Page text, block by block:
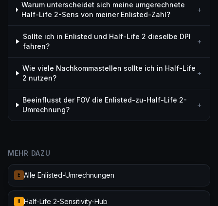
Warum unterscheidet sich meine umgerechnete
Half-Life 2-Sens von meiner Enlisted-Zahl?
+
Sollte ich in Enlisted und Half-Life 2 dieselbe DPI
fahren?
+
Wie viele Nachkommastellen sollte ich in Half-Life
2 nutzen?
+
Beeinflusst der FOV die Enlisted-zu-Half-Life 2-
Umrechnung?
+
MEHR DAZU
E Alle Enlisted-Umrechnungen
H Half-Life 2-Sensitivity-Hub